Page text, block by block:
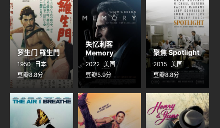
罗生门 羅生門
1950
日本
豆瓣8.8分
失忆刺客
Memory
2022 美国
豆瓣5.9分
聚焦 Spotlight
2015 美国
豆瓣8.8分